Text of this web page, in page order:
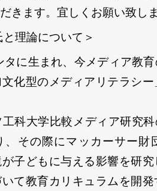
きます。 宜しくお願い致し
理論について＞
タに生まれ、今メディア教
化型のメディアリテラシ
科大学比較メディア研究
、その際にマッカーサー財
子どもに与える影響を研
て教育カリキュラムを開